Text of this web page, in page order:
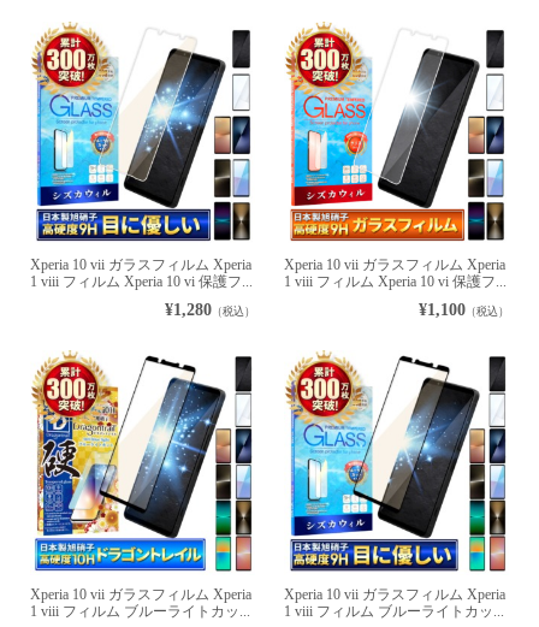
Xperia 10 vii ガラスフィルム Xperia
1 viii フィルム Xperia 10 vi 保護フ...
¥1,280（税込）
Xperia 10 vii ガラスフィルム Xperia
1 viii フィルム Xperia 10 vi 保護フ...
¥1,100 （税込）
Xperia 10 vii ガラスフィルム Xperia
1 viii フィルム ブルーライトカッ...
Xperia 10 vii ガラスフィルム Xperia
1 viii フィルム ブルーライトカッ...